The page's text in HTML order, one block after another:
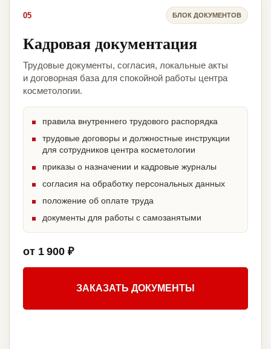
05 БЛОК ДОКУМЕНТОВ
Кадровая документация
Трудовые документы, согласия, локальные акты
и договорная база для спокойной работы центра
косметологии.
правила внутреннего трудового распорядка
трудовые договоры и должностные инструкции
для сотрудников центра косметологии
приказы о назначении и кадровые журналы
согласия на обработку персональных данных
положение об оплате труда
документы для работы с самозанятыми
от 1 900 ₽
ЗАКАЗАТЬ ДОКУМЕНТЫ